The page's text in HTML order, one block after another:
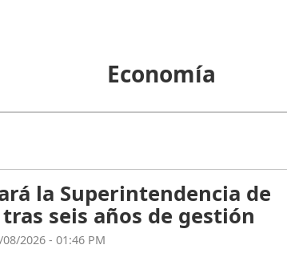
Economía
la Superintendencia de
seis años de gestión
2026 - 01:46 PM